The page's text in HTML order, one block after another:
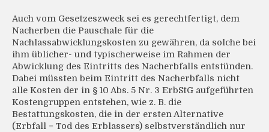
Auch vom Gesetzeszweck sei es gerechtfertigt, dem
Nacherben die Pauschale für die
Nachlassabwicklungskosten zu gewähren, da solche bei
ihm üblicher- und typischerweise im Rahmen der
Abwicklung des Eintritts des Nacherbfalls entstünden.
Dabei müssten beim Eintritt des Nacherbfalls nicht
alle Kosten der in § 10 Abs. 5 Nr. 3 ErbStG aufgeführten
Kostengruppen entstehen, wie z. B. die
Bestattungskosten, die in der ersten Alternative
(Erbfall = Tod des Erblassers) selbstverständlich nur